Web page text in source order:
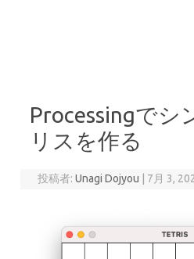
Processingでシ
リスを作る
投稿者:Unagi Dojyou 7月 3,